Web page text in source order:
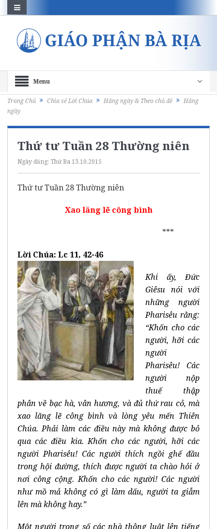
Menu
Trang Chủ Chia sẻ Lời Chúa Hằng ngày & Theo chủ đề
Hằng
ngày
Thứ tư Tuần 28 Thường niên
Ngày đăng: Thứ Ba 13.10.2015
Thứ tư Tuần 28 Thường niên
Xao lãng lẽ công bình
***
Lời Chúa: Lc 11, 42-46
Khi ấy, Đức
Giêsu nói với
những người
Pharisêu rằng:
“Khốn cho các
người, hỡi các
người
Pharisêu! Các
người nộp
thuế thập
phân về bạc hà, vân hương, và đủ thứ rau cỏ, mà
xao lãng lẽ công bình và lòng yêu mến Thiên
Chúa. Phải làm các điều này mà không được bỏ
qua các điều kia. Khốn cho các người, hỡi các
người Pharisêu! Các người thích ngồi ghế đầu
trong hội đường, thích được người ta chào hỏi ở
nơi công cộng. Khốn cho các người! Các người
như mồ mả không có gì làm dấu, người ta giẫm
lên mà không hay.”
Một người trong số các nhà thông luật lên tiếng